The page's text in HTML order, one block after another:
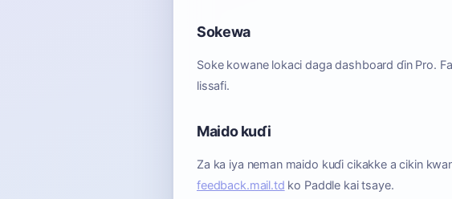
Sokewa
Soke kowane lokaci daga dashboard ɗin Pro.
lissafi.
Maido kuɗi
Za ka iya neman maido kuɗi cikakke a cikin
feedback.mail.td ko Paddle kai tsaye.